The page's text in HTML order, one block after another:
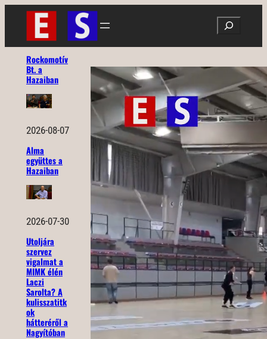
Ugrás
tartalomhoz
Search
Rockomotív
Bt. a
Hazaiban
2026-08-07
Alma
együttes a
Hazaiban
2026-07-30
Utoljára
szervez
vigalmat a
MIMK élén
Laczi
Sarolta? A
kulisszatitk
ok
hátteréről a
Nagyítóban